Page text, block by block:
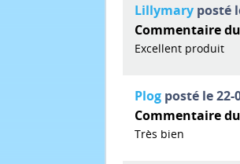
Lillymary posté
Commentaire
Excellent produit
Plog posté le 22-
Commentaire
Très bien